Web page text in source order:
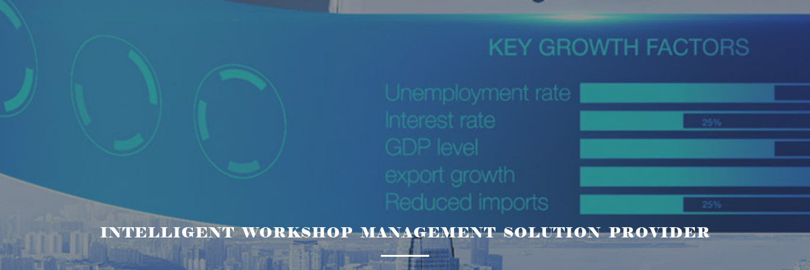
INTELLIGENT WORKSHOP MANAGEMENT SOLUTION PROVIDER